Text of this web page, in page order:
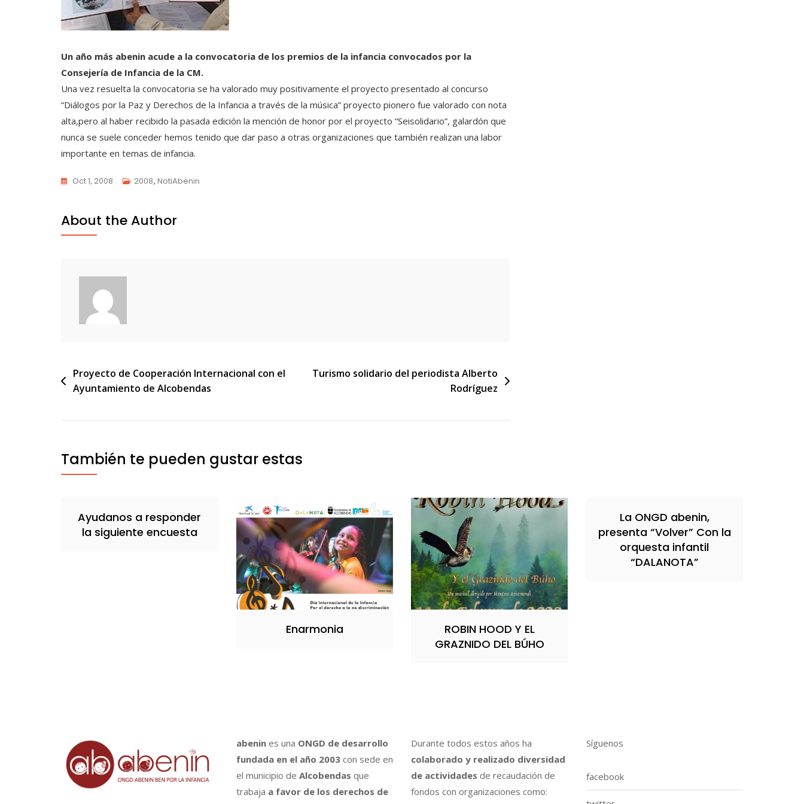
Un año más abenin acude a la convocatoria de los premios de la infancia convocados por la
Consejería de Infancia de la CM.
Una vez resuelta la convocatoria se ha valorado muy positivamente el proyecto presentado al concurso
“Diálogos por la Paz y Derechos de la Infancia a través de la música” proyecto pionero fue valorado con nota
alta,pero al haber recibido la pasada edición la mención de honor por el proyecto “Seisolidario”, galardón que
nunca se suele conceder hemos tenido que dar paso a otras organizaciones que también realizan una labor
importante en temas de infancia.
Oct 1, 2008 2008, NotiAbenin
About the Author
Navegación
de
entradas
Proyecto de Cooperación Internacional con el
Ayuntamiento de Alcobendas
Turismo solidario del periodista Alberto
Rodríguez
También te pueden gustar estas
Ayudanos a responder
la siguiente encuesta
Enarmonia
ROBIN HOOD Y EL
GRAZNIDO DEL BÚHO
La ONGD abenin,
presenta “Volver” Con la
orquesta infantil
“DALANOTA”
abenines una ONGD de desarrollo
fundada en el año 2003con sede en
el municipio de Alcobendas que
trabaja a favor de los derechos de
Durante todos estos años ha
colaborado y realizado diversidad
de actividades de recaudación de
fondos con organizaciones como:
Síguenos
facebook